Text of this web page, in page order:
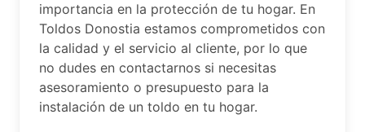
importancia en la protección de tu hogar. En
Toldos Donostia estamos comprometidos con
la calidad y el servicio al cliente, por lo que
no dudes en contactarnos si necesitas
asesoramiento o presupuesto para la
instalación de un toldo en tu hogar.